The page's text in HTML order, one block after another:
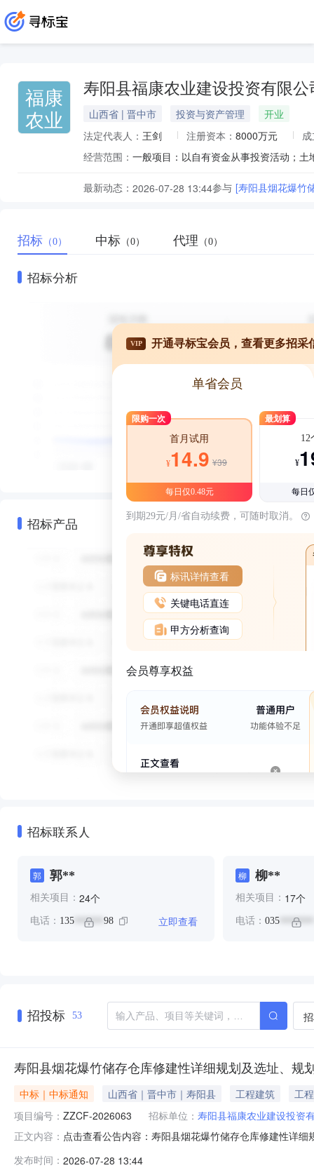
福康
农业
寿阳县福康农业建设投资有限公
山西省 | 晋中市 投资与资产管理
开业
法定代表人： 王剑 注册资本： 8000万元
经营范围：
最新动态： 2026-07-28 13:44参与 [寿阳县烟花爆竹
招标 （0） 中标 （0） 代理 （0）
招标分析
招标产品
VIP 开通寻标宝会员，查看更多招采
单省会员
限购一次
首月试用
¥14.9 ¥39
每日仅0.48元
最划算
12
¥
每日
到期29元/月/省自动续费，可随时取消。
标讯详情查看
关键电话直连
甲方分析查询
会员尊享权益
招标联系人
郭 郭**
相关项目： 24个
电话： 135 ****** 98 立即查看
柳 柳**
相关项目： 17个
电话： 035*******
招投标 53
寿阳县烟花爆竹储存仓库修建性详细规划及选址、规
中标｜中标通知 山西省｜晋中市｜寿阳县 工程建筑
工程
项目编号： ZZCF-2026063 招标单位： 寿阳县福康农业建设投资
正文内容： 点击查看公告内容：寿阳县烟花爆竹储存仓库修建性详
发布时间： 2026-07-28 13:44